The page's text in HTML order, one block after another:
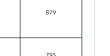
879